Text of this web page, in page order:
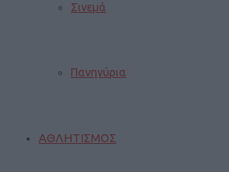
Σινεμά
Πανηγύρια
ΑΘΛΗΤΙΣΜΟΣ